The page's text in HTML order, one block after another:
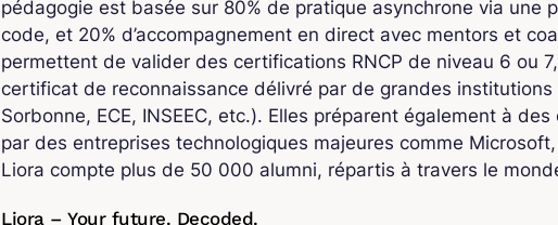
pédagogie est basée sur 80% de pratique asynchrone via une
code, et 20% d’accompagnement en direct avec mentors et
permettent de valider des certifications RNCP de niveau 6 ou
certificat de reconnaissance délivré par de grandes institutions
Sorbonne, ECE, INSEEC, etc.). Elles préparent également à
par des entreprises technologiques majeures comme
Liora compte plus de 50 000 alumni, répartis à travers le
Liora – Your future. Decoded.